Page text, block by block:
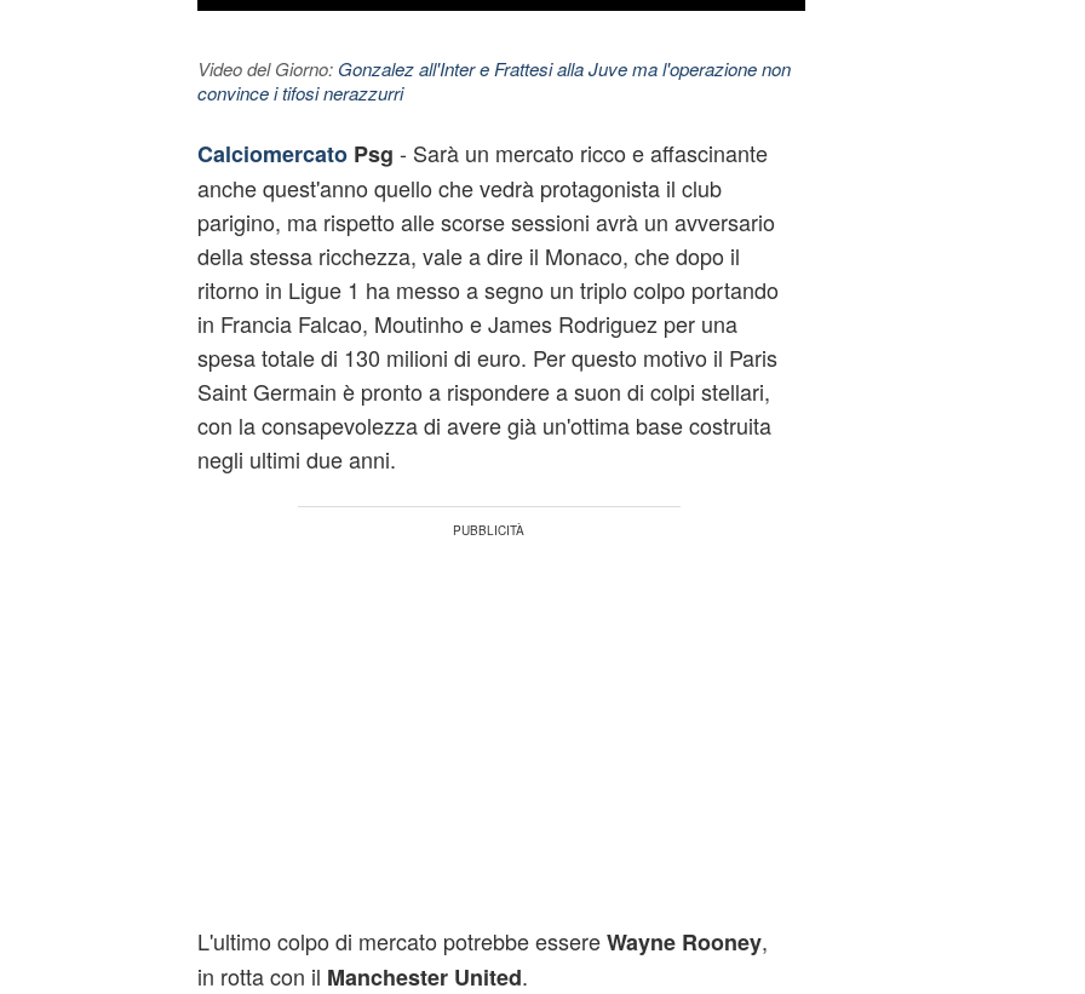
Video del Giorno: Gonzalez all'Inter e Frattesi alla Juve ma l'operazione non
convince i tifosi nerazzurri
CalciomercatoPsg - Sarà un mercato ricco e affascinante
anche quest'anno quello che vedrà protagonista il club
parigino, ma rispetto alle scorse sessioni avrà un avversario
della stessa ricchezza, vale a dire il Monaco, che dopo il
ritorno in Ligue 1 ha messo a segno un triplo colpo portando
in Francia Falcao, Moutinho e James Rodriguez per una
spesa totale di 130 milioni di euro. Per questo motivo il Paris
Saint Germain è pronto a rispondere a suon di colpi stellari,
con la consapevolezza di avere già un'ottima base costruita
negli ultimi due anni.
L'ultimo colpo di mercato potrebbe essereWayne Rooney,
in rotta con il Manchester United.